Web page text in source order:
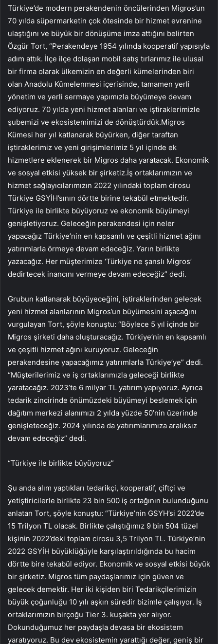
Türkiye’de modern perakendenin öncülerinden Migros’un
70 yılda süpermarketin çok ötesinde bir hizmet evrenine
ulaştığını ve büyük bir dönüşüme imza attığını belirten
Özgür Tort, “Perakendeye 1954 yılında kooperatif yapısıyla
adım attık. İlçe ilçe dolaşan mobil satış tırlarımız ile ulusal
bir firma olarak ülkemizin en değerli kümelerinden biri
olan Anadolu Kümelenmesi içerisinde, tamamen yerli
yönetim ve yerli sermaye yapımızla büyümeye devam
ediyoruz. 70 yılda yeni hizmet alanları ve iştiraklerimizle
şubemizi ve ekosistemimizi de dönüştürdük.Migros
Kümesi her yıl katlanarak büyürken, diğer taraftan
iştiraklerimiz ve yeni girişimlerimiz 5 yıl içinde ek
hizmetlere eklenerek bir Migros daha yaratacak. Ekonomik
ve sosyal etkisi yüksek bir şirketiz.İş ortaklarımızın ve
hizmet sağlayıcılarımızın 2022 yılındaki toplam cirosu
Türkiye GSYİH’sının dörtte birine tekabül etmektedir.
Türkiye ile birlikte büyüyoruz ve ekonomik büyümeyi
genişletiyoruz. Geleceğin perakendesi için neler
yapacağız Türkiye’nin en kapsamlı ve çeşitli hizmet ağını
yatırımlarla örmeye devam edeceğiz. Yarın birlikte
yazacağız. Her müşterimize ‘Türkiye ne şanslı Migros’
dedirtecek inancını vermeye devam edeceğiz” dedi.
Grubun katlanarak büyüyeceğini, iştiraklerinden gelecek
yeni hizmet alanlarının Migros’un büyümesini aşacağını
vurgulayan Tort, şöyle konuştu: “Böylece 5 yıl içinde bir
Migros şirketi daha oluşturacağız. Türkiye’nin en kapsamlı
ve çeşitli hizmet ağını kuruyoruz. Geleceğin
perakendesine yapacağımız yatırımlarla Türkiye’ye” dedi.
“Müşterilerimiz ve iş ortaklarımızla geleceği birlikte
yaratacağız. 2023’te 6 milyar TL yatırım yapıyoruz. Ayrıca
tedarik zincirinde önümüzdeki büyümeyi beslemek için
dağıtım merkezi alanımızı 2 yılda yüzde 50’nin üzerinde
genişleteceğiz. 2024 yılında da yatırımlarımıza aralıksız
devam edeceğiz” dedi.
“Türkiye ile birlikte büyüyoruz”
Şu anda alım yaptıkları tedarikçi, kooperatif, çiftçi ve
yetiştiricilerle birlikte 23 bin 500 iş ortağının bulunduğunu
anlatan Tort, şöyle konuştu: “Türkiye’nin GSYH’si 2022’de
15 Trilyon TL olacak. Birlikte çalıştığımız 9 bin 504 tüzel
kişinin 2022’deki toplam cirosu 3,5 Trilyon TL. Türkiye’nin
2022 GSYİH büyüklüğüyle karşılaştırıldığında bu hacim
dörtte bire tekabül ediyor. Ekonomik ve sosyal etkisi büyük
bir şirketiz. Migros tüm paydaşlarımız için güven ve
gelecek demektir. Her iki kişiden biri Tedarikçilerimizin
büyük çoğunluğu 10 yılı aşkın süredir bizimle çalışıyor. İş
ortaklarımızın birçoğu Tier 3. kuşakta yer alıyor.
Dokunduğumuz her paydaşla devasa bir ekosistem
yaratıyoruz. Bu dev ekosistemin yarattığı değer, geniş bir